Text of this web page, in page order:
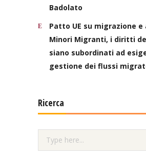
Badolato
Patto UE su migrazione e
Minori Migranti, i diritti
siano subordinati ad
gestione dei flussi
Ricerca